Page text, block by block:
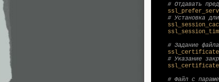
# Отдавать
# Установка
# Задание
ssl_certificate
# Указание
# Файл с